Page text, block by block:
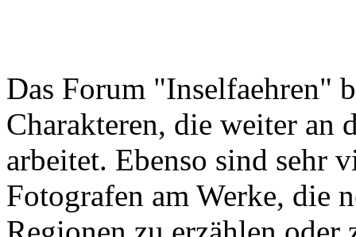
Das Forum "Inselfaehren"
Charakteren, die weiter an
arbeitet. Ebenso sind sehr
Fotografen am Werke, die